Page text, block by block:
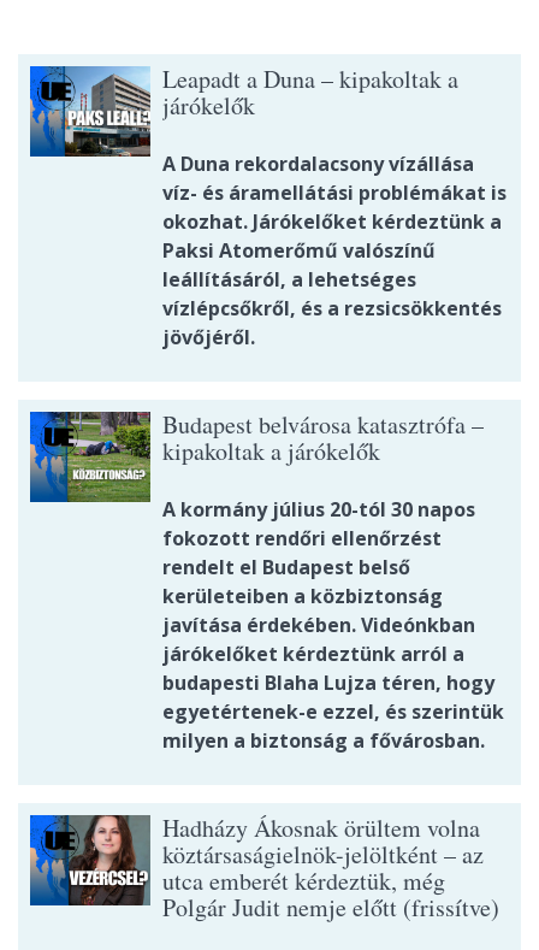
Leapadt a Duna – kipakoltak a
járókelők
A Duna rekordalacsony vízállása
víz- és áramellátási problémákat is
okozhat. Járókelőket kérdeztünk a
Paksi Atomerőmű valószínű
leállításáról, a lehetséges
vízlépcsőkről, és a rezsicsökkentés
jövőjéről.
Budapest belvárosa katasztrófa –
kipakoltak a járókelők
A kormány július 20-tól 30 napos
fokozott rendőri ellenőrzést
rendelt el Budapest belső
kerületeiben a közbiztonság
javítása érdekében. Videónkban
járókelőket kérdeztünk arról a
budapesti Blaha Lujza téren, hogy
egyetértenek-e ezzel, és szerintük
milyen a biztonság a fővárosban.
Hadházy Ákosnak örültem volna
köztársaságielnök-jelöltként – az
utca emberét kérdeztük, még
Polgár Judit nemje előtt (frissítve)